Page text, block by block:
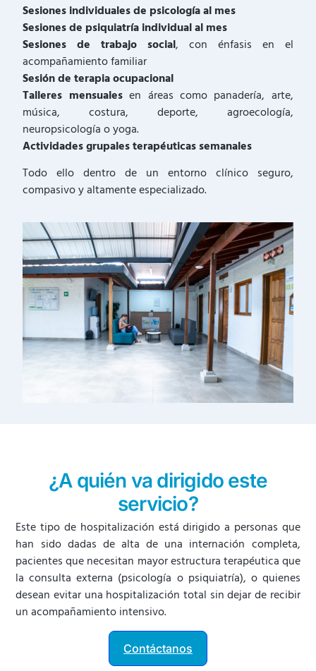
Sesiones individuales de psicología al mes
Sesiones de psiquiatría individual al mes
Sesiones de trabajo social, con énfasis en el
acompañamiento familiar
Sesión de terapia ocupacional
Talleres mensualesen áreas como panadería, arte,
música, costura, deporte, agroecología,
neuropsicología o yoga.
Actividades grupales terapéuticas semanales
Todo ello dentro de un entorno clínico seguro,
compasivo y altamente especializado.
¿A quién va dirigido este
servicio?
Este tipo de hospitalización está dirigido a personas que
han sido dadas de alta de una internación completa,
pacientes que necesitan mayor estructura terapéutica que
la consulta externa (psicología o psiquiatría), o quienes
desean evitar una hospitalización total sin dejar de recibir
un acompañamiento intensivo.
Contáctanos